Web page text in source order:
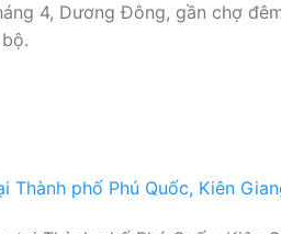
4, Dương Đông, gần chợ